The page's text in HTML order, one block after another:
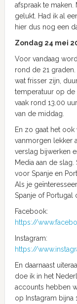
afspraak te maken.
gelukt. Had ik al
hier dus nog een
Zondag 24 mei
Voor vandaag
rond de 21
wat frisser zijn,
temperatuur op de
vaak rond 13.00
van de middag.
En zo gaat het
vanmorgen lekker
verslag bijwerken
Media aan de
voor Spanje en
Als je
Spanje of
Facebook:
https://
Instagram:
https://
En daarnaast
doe ik in het
accounts hebben
op Instagram bijna